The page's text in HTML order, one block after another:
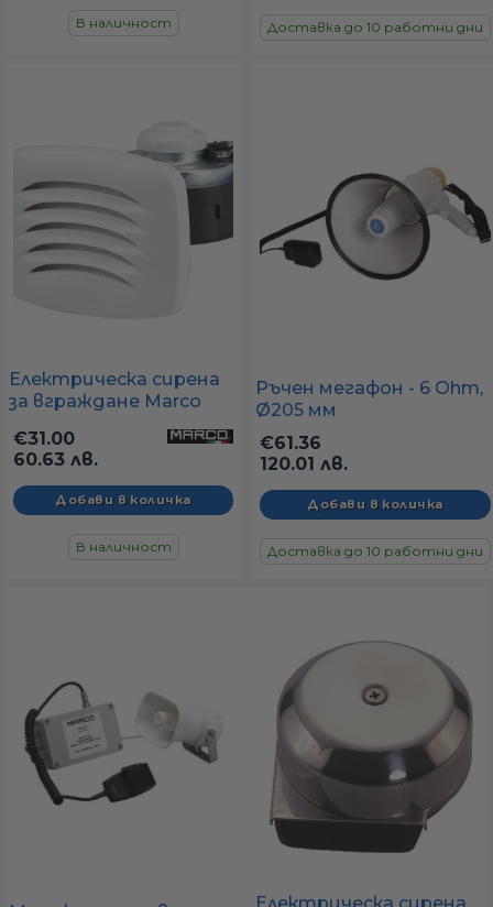
В наличност Доставка до 10 работни дни
Електрическа сирена
за вграждане Marco
500Hz
€31.00
60.63 лв.
В наличност
Ръчен мегафон - 6 Ohm,
Ø205 мм
€61.36
120.01 лв.
Доставка до 10 работни дни